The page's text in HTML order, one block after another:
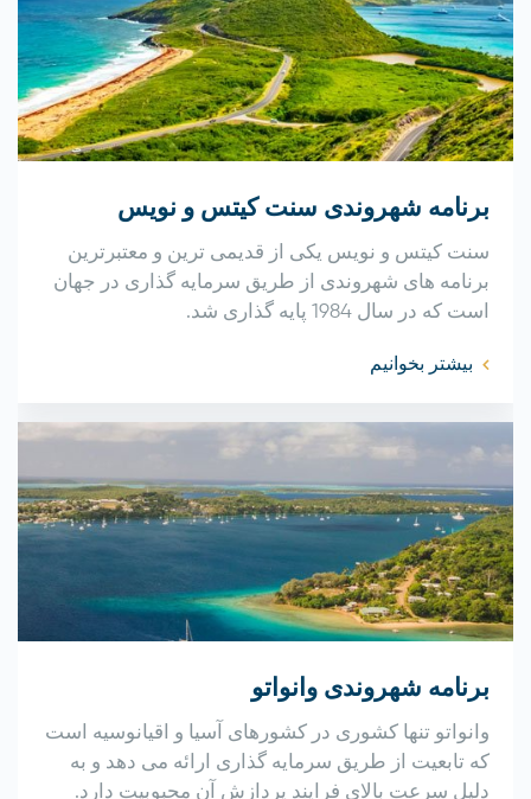
برنامه شهروندی سنت کیتس و نویس
سنت کیتس و نویس یکی از قدیمی ترین و معتبرترین
برنامه های شهروندی از طریق سرمایه گذاری در جهان
است که در سال 1984 پایه گذاری شد.
بیشتر بخوانیم
برنامه شهروندی وانواتو
وانواتو تنها کشوری در کشورهای آسیا و اقیانوسیه است
که تابعیت از طریق سرمایه گذاری ارائه می دهد و به
دلیل سرعت بالای فرایند پردازش آن محبوبیت دارد.